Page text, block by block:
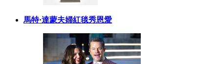
馬特·達蒙夫婦紅毯秀恩愛